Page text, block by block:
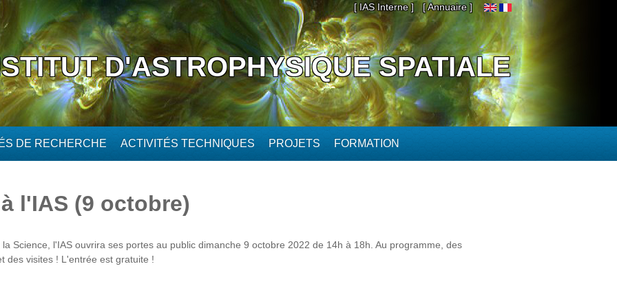
[ IAS Interne ] [ Annuaire ]
D'ASTROPHYSIQUE SPATIALE
DE RECHERCHE ACTIVITÉS TECHNIQUES PROJETS FORMATION
l'IAS (9 octobre)
Science, l'IAS ouvrira ses portes au public dimanche 9 octobre 2022 de 14h à 18h. Au programme, des
des visites ! L'entrée est gratuite !